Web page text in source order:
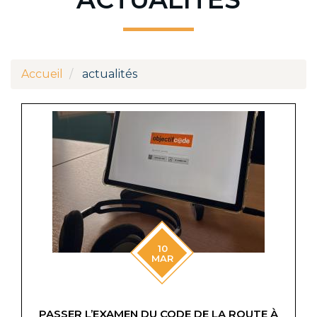
Accueil actualités
10
MAR
PASSER L’EXAMEN DU CODE DE LA ROUTE À